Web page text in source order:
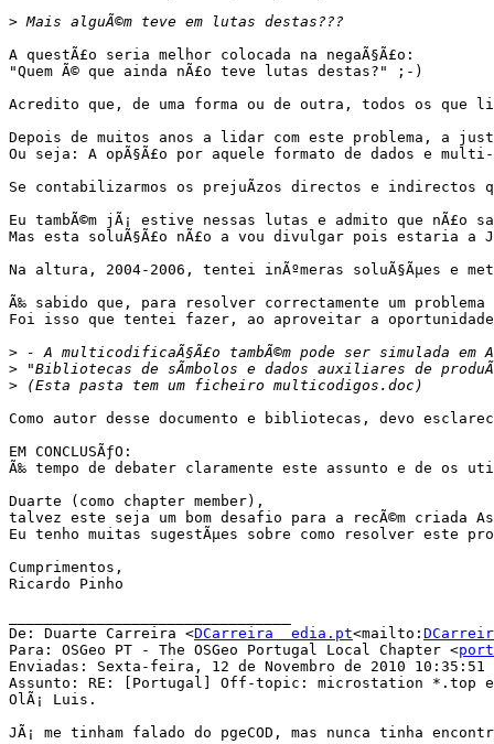
>
A questÃ£o seria melhor colocada na negaÃ§Ã£o:
"Quem Ã© que ainda nÃ£o teve lutas destas?" ;-)
Acredito que, de uma forma ou de outra, todos os que
Depois de muitos anos a lidar com este problema, a
Ou seja: A opÃ§Ã£o por aquele formato de dados e multi-
Se contabilizarmos os prejuÃ­zos directos e indirectos
Eu tambÃ©m jÃ¡ estive nessas lutas e admito que
Mas esta soluÃ§Ã£o nÃ£o a vou divulgar pois estaria a JOGAR
Na altura, 2004-2006, tentei inÃºmeras soluÃ§Ãµes e
Ã‰ sabido que, para resolver correctamente um
Foi isso que tentei fazer, ao aproveitar a oportunidade
>
> "Bibliotecas de sÃ­mbolos e dados auxiliares de
>
Como autor desse documento e bibliotecas, devo
EM CONCLUSÃƒO:
Ã‰ tempo de debater claramente este assunto e de os
Duarte (como chapter member),
talvez este seja um bom desafio para a recÃ©m criada
Eu tenho muitas sugestÃµes sobre como resolver este
Cumprimentos,
Ricardo Pinho
De: Duarte Carreira <DCarreira  edia.pt<mailto:
Para: OSGeo PT - The OSGeo Portugal Local Chapter <
Enviadas: Sexta-feira, 12 de Novembro de 2010 10:35:51
Assunto: RE: [Portugal] Off-topic: microstation *.top
OlÃ¡ Luis.
JÃ¡ me tinham falado do pgeCOD, mas nunca tinha